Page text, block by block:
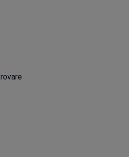
och på plats.
Isolationsprovare för
Provning av